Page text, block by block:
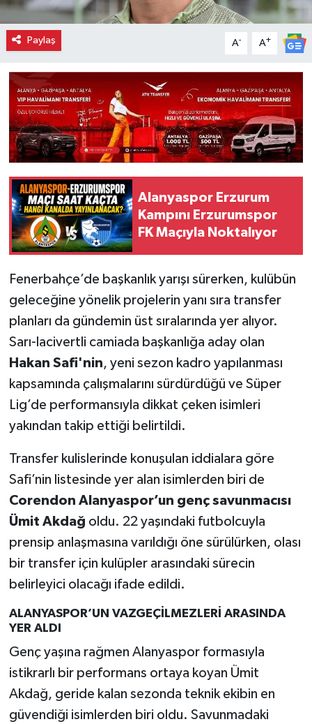
Paylaş A- A+
Alanyaspor Erzurum
Kampını Erzurumspor
FK Maçıyla Noktalıyor
Fenerbahçe’de başkanlık yarışı sürerken, kulübün
geleceğine yönelik projelerin yanı sıra transfer
planları da gündemin üst sıralarında yer alıyor.
Sarı-lacivertli camiada başkanlığa aday olan
Hakan Safi'nin, yeni sezon kadro yapılanması
kapsamında çalışmalarını sürdürdüğü ve Süper
Lig’de performansıyla dikkat çeken isimleri
yakından takip ettiği belirtildi.
Transfer kulislerinde konuşulan iddialara göre
Safi’nin listesinde yer alan isimlerden biri de
Corendon Alanyaspor’un genç savunmacısı
Ümit Akdağ oldu. 22 yaşındaki futbolcuyla
prensip anlaşmasına varıldığı öne sürülürken, olası
bir transfer için kulüpler arasındaki sürecin
belirleyici olacağı ifade edildi.
ALANYASPOR’UN VAZGEÇİLMEZLERİ ARASINDA
YER ALDI
Genç yaşına rağmen Alanyaspor formasıyla
istikrarlı bir performans ortaya koyan Ümit
Akdağ, geride kalan sezonda teknik ekibin en
güvendiği isimlerden biri oldu. Savunmadaki